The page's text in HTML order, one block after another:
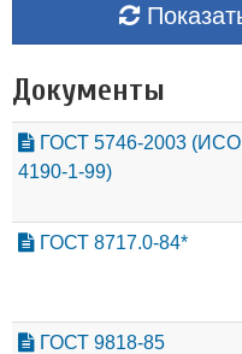
Документы
ГОСТ 5746-2003 (ИСО
4190-1-99)
ГОСТ 8717.0-84*
ГОСТ 9818-85